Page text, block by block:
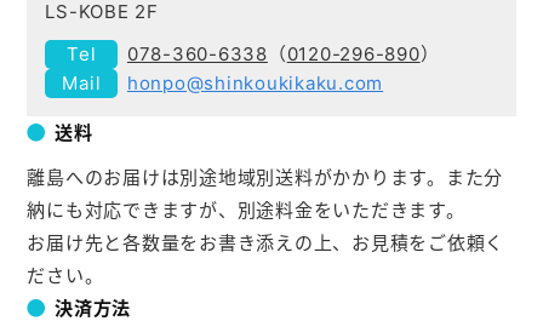
LS-KOBE 2F
078-360-6338 （0120-296-890）
honpo@shinkoukikaku.com
送料
離島へのお届けは別途地域別送料がかかります。また分
納にも対応できますが、別途料金をいただきます。
お届け先と各数量をお書き添えの上、お見積をご依頼く
ださい。
決済方法